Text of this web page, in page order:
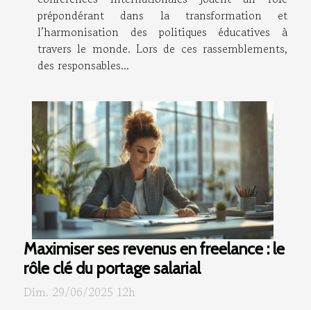
prépondérant dans la transformation et
l’harmonisation des politiques éducatives à
travers le monde. Lors de ces rassemblements,
des responsables...
Maximiser ses revenus en freelance : le
rôle clé du portage salarial
Dim. 29/06/2025 12h